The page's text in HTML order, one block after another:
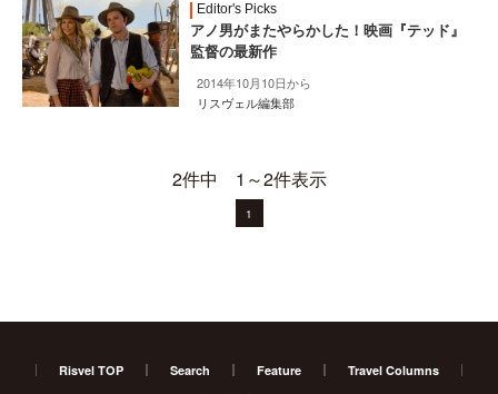
Editor's Picks
アノ男がまたやらかした！映画『テッド』
監督の最新作
2014年10月10日から
リスヴェル編集部
2件中 1～2件表示
1
Risvel TOP Search Feature Travel Columns